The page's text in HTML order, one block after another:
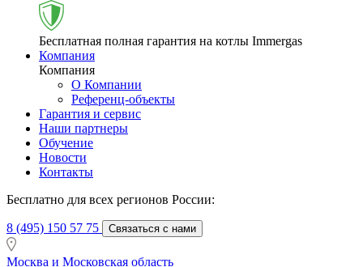
Бесплатная полная гарантия на котлы Immergas
Компания
Компания
О Компании
Референц-объекты
Гарантия и сервис
Наши партнеры
Обучение
Новости
Контакты
Бесплатно для всех регионов России:
8 (495) 150 57 75 Связаться с нами
Москва и Московская область